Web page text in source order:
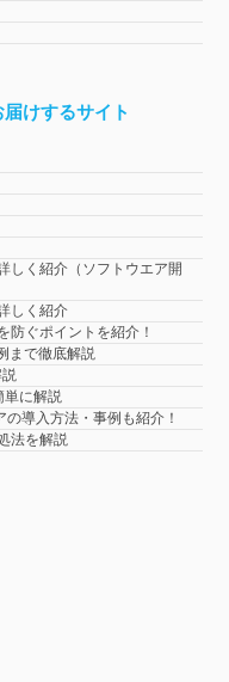
けするサイト
しく紹介（ソフトウエア開
しく紹介
防ぐポイントを紹介！
まで徹底解説
単に解説
導入方法・事例も紹介！
法を解説